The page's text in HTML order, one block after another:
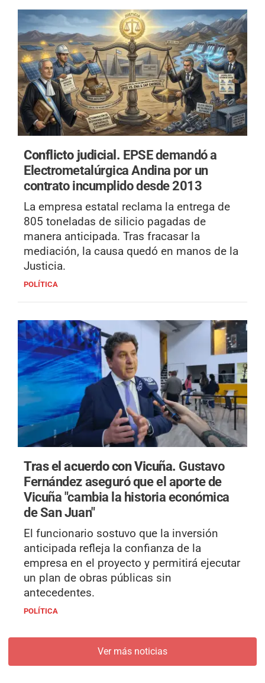
Conflicto judicial. EPSE demandó a
Electrometalúrgica Andina por un
contrato incumplido desde 2013
La empresa estatal reclama la entrega de
805 toneladas de silicio pagadas de
manera anticipada. Tras fracasar la
mediación, la causa quedó en manos de la
Justicia.
POLÍTICA
Tras el acuerdo con Vicuña. Gustavo
Fernández aseguró que el aporte de
Vicuña "cambia la historia económica
de San Juan"
El funcionario sostuvo que la inversión
anticipada refleja la confianza de la
empresa en el proyecto y permitirá ejecutar
un plan de obras públicas sin
antecedentes.
POLÍTICA
Ver más noticias